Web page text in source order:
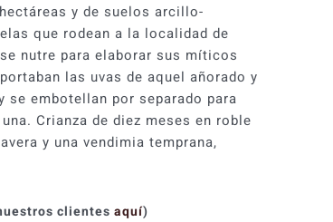
y de suelos arcillo-
que rodean a la localidad de
nutre para elaborar sus míticos
las uvas de aquel añorado y
se embotellan por separado para
Crianza de diez meses en roble
y una vendimia temprana,
clientes aquí)